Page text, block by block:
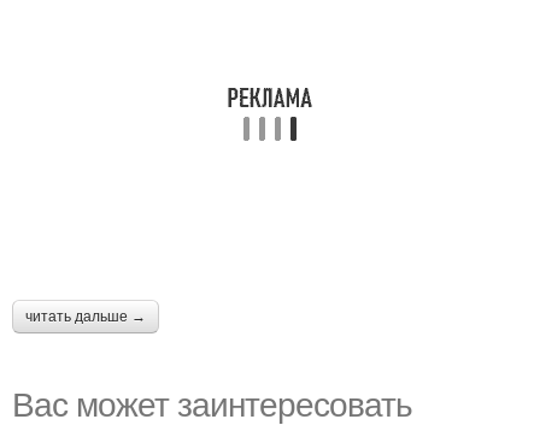
читать дальше →
Вас может заинтересовать